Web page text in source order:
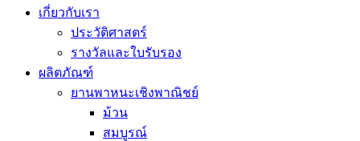
เกี่ยวกับเรา
ประวัติศาสตร์
รางวัลและใบรับรอง
ผลิตภัณฑ์
ยานพาหนะเชิงพาณิชย์
ม้วน
สมบูรณ์